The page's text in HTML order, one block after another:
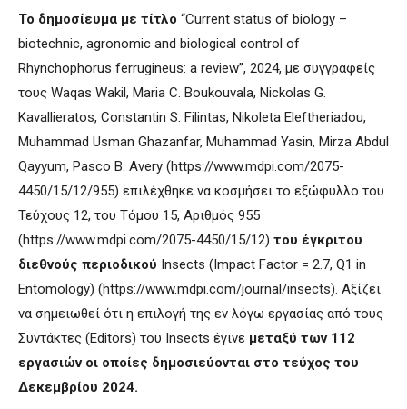
Το δημοσίευμα με τίτλο “Current status of biology –
biotechnic, agronomic and biological control of
Rhynchophorus ferrugineus: a review”, 2024, με συγγραφείς
τους Waqas Wakil, Maria C. Boukouvala, Nickolas G.
Kavallieratos, Constantin S. Filintas, Nikoleta Eleftheriadou,
Muhammad Usman Ghazanfar, Muhammad Yasin, Mirza Abdul
Qayyum, Pasco B. Avery (https://www.mdpi.com/2075-
4450/15/12/955) επιλέχθηκε να κοσμήσει το εξώφυλλο του
Τεύχους 12, του Τόμου 15, Αριθμός 955
(https://www.mdpi.com/2075-4450/15/12) του έγκριτου
διεθνούς περιοδικού Insects (Impact Factor = 2.7, Q1 in
Entomology) (https://www.mdpi.com/journal/insects). Αξίζει
να σημειωθεί ότι η επιλογή της εν λόγω εργασίας από τους
Συντάκτες (Editors) του Insects έγινε μεταξύ των 112
εργασιών οι οποίες δημοσιεύονται στο τεύχος του
Δεκεμβρίου 2024.